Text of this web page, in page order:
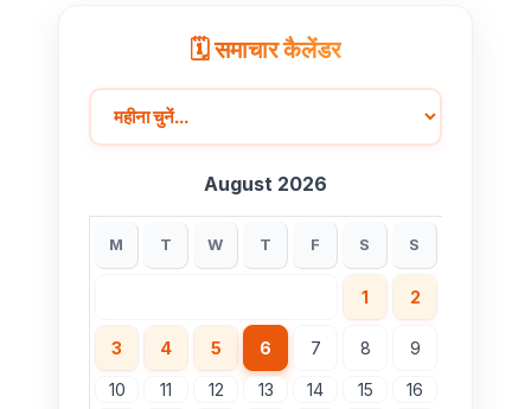
🗓️ समाचार कैलेंडर
August 2026
M T W T F S S
1 2
3 4 5 6 7 8 9
10 11 12 13 14 15
16